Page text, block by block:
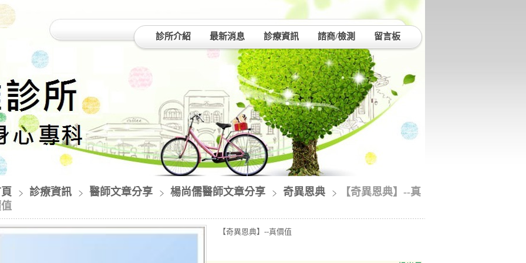
診所介紹 最新消息 診療資訊 諮商/檢測 留言板
診療資訊 醫師文章分享 楊尚儒醫師文章分享 奇異恩典
【奇異恩典】--真
【奇異恩典】--真價值